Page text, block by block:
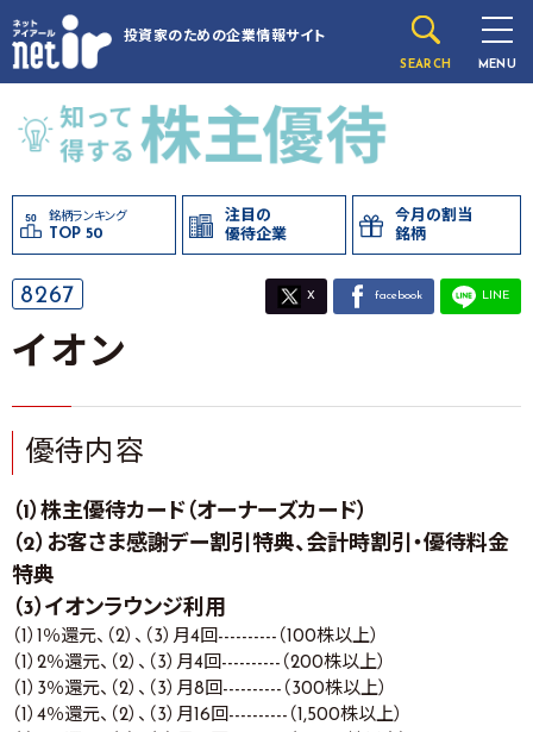
投資家のための企業情報サイト
SEARCH MENU
銘柄ランキング
TOP 50
注目の
優待企業
今月の割当
銘柄
8267 X facebook LINE
イオン
優待内容
（1）株主優待カード（オーナーズカード）
（2）お客さま感謝デー割引特典、会計時割引・優待料金
特典
（3）イオンラウンジ利用
（1）1％還元、（2）、（3）月4回----------（100株以上）
（1）2％還元、（2）、（3）月4回----------（200株以上）
（1）3％還元、（2）、（3）月8回----------（300株以上）
（1）4％還元、（2）、（3）月16回----------（1,500株以上）